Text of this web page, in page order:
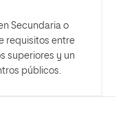
Secundaria o
requisitos entre
superiores y un
públicos.